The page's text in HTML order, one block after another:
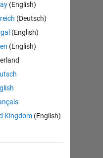
(English)
(Deutsch)
(English)
(English)
Kingdom(English)